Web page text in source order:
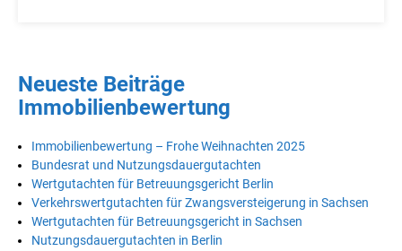
Neueste Beiträge
Immobilienbewertung
Immobilienbewertung – Frohe Weihnachten 2025
Bundesrat und Nutzungsdauergutachten
Wertgutachten für Betreuungsgericht Berlin
Verkehrswertgutachten für Zwangsversteigerung in Sachsen
Wertgutachten für Betreuungsgericht in Sachsen
Nutzungsdauergutachten in Berlin